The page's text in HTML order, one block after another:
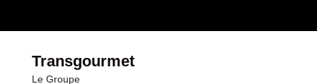
Protéines
Transgourmet
Le Groupe